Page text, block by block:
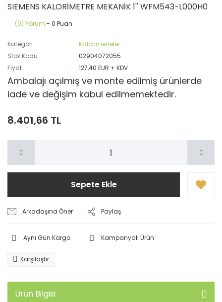
SIEMENS KALORİMETRE MEKANİK 1'' WFM543-L000H0
(0) Yorum - 0 Puan
Kategori
Kalorimetreler
Stok Kodu
02904072055
Fiyat
127,40 EUR + KDV
Ambalajı açılmış ve monte edilmiş ürünlerde
iade ve değişim kabul edilmemektedir.
8.401,66 TL
Sepete Ekle
Arkadaşına Öner Paylaş
Aynı Gün Kargo Kampanyalı Ürün
Karşılaştır
Ürün Bilgisi